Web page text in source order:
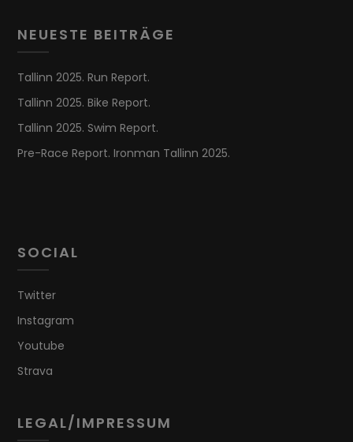
NEUESTE BEITRÄGE
Tallinn 2025. Run Report.
Tallinn 2025. Bike Report.
Tallinn 2025. Swim Report.
Pre-Race Report. Ironman Tallinn 2025.
SOCIAL
Twitter
Instagram
Youtube
Strava
LEGAL/IMPRESSUM